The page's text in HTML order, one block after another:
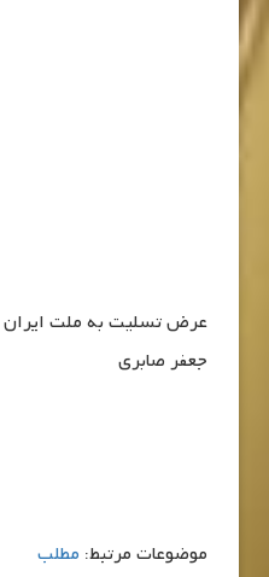
عرض تسلیت به ملت ایران
جعفر صابری
موضوعات مرتبط: مطلب